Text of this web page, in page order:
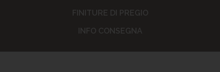
FINITURE DI PREGIO
INFO CONSEGNA